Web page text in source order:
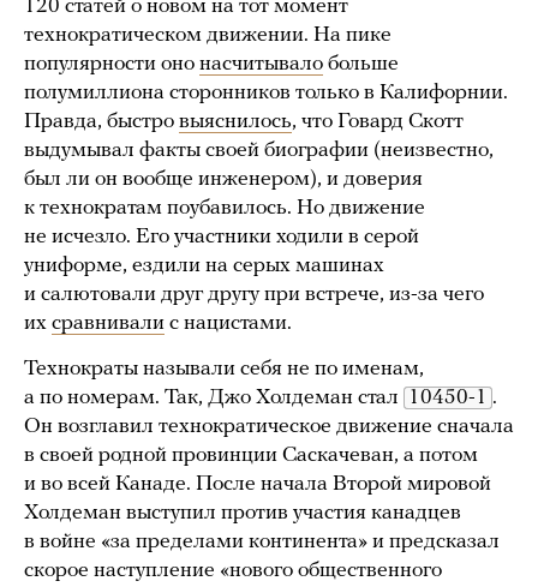
120 статей о новом на тот момент
технократическом движении. На пике
популярности оно насчитывало больше
полумиллиона сторонников только в Калифорнии.
Правда, быстро выяснилось, что Говард Скотт
выдумывал факты своей биографии (неизвестно,
был ли он вообще инженером), и доверия
к технократам поубавилось. Но движение
не исчезло. Его участники ходили в серой
униформе, ездили на серых машинах
и салютовали друг другу при встрече, из-за чего
их сравнивали с нацистами.
Технократы называли себя не по именам,
а по номерам. Так, Джо Холдеман стал
10450-1 .
Он возглавил технократическое движение сначала
в своей родной провинции Саскачеван, а потом
и во всей Канаде. После начала Второй мировой
Холдеман выступил против участия канадцев
в войне «за пределами континента» и предсказал
скорое наступление «нового общественного